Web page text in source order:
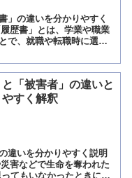
」の違いを分かりやすく
歴書」とは、学業や職業
で、就職や転職時に選考
と「被害者」の違いと
すく解釈
違いを分かりやすく説明
害などで生命を奪われた
てもいなかったときに起